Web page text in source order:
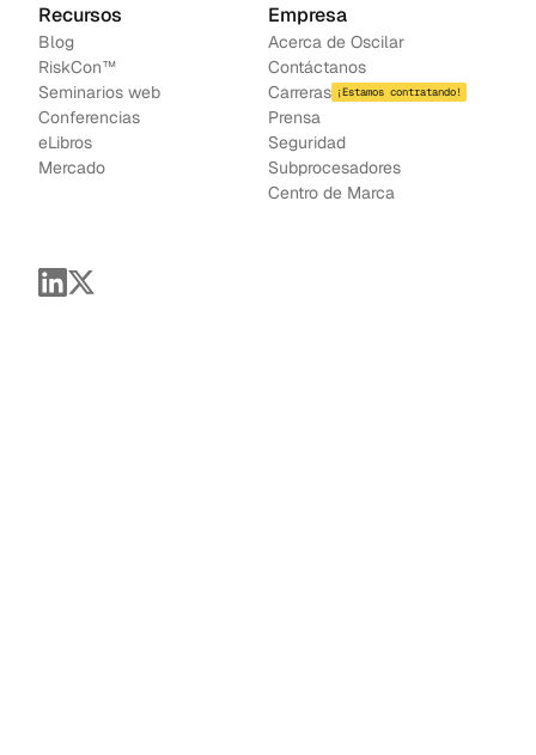
Recursos
Blog
RiskCon™
Seminarios web
Conferencias
eLibros
Mercado
Empresa
Acerca de Oscilar
Contáctanos
Carreras ¡Estamos contratando!
Prensa
Seguridad
Subprocesadores
Centro de Marca